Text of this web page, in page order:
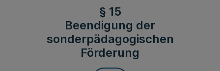
§ 15
Beendigung der
sonderpädagogischen
Förderung